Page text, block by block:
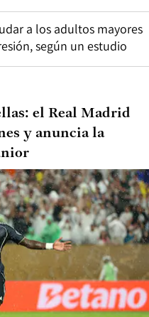
a los adultos mayores
según un estudio
el Real Madrid
y anuncia la